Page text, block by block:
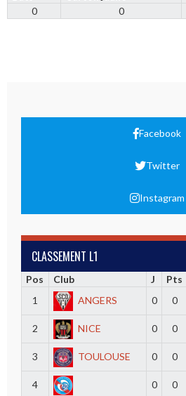
0
0
Facebook
Twitter
Instagram
CLASSEMENT L1
Pos Club J Pts
1
ANGERS 0 0
2 NICE 0 0
3 TOULOUSE 0 0
4
0 0